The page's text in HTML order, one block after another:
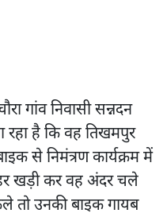
गांव निवासी सन्नदन
रहा है कि वह तिखमपुर
से निमंत्रण कार्यक्रम में
खड़ी कर वह अंदर चले
तो उनकी बाइक गायब